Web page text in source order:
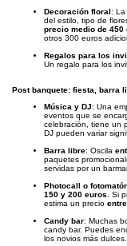
Decoración floral: La
del estilo, tipo de
precio medio de 450
otros 300 euros
Regalos para los
Un regalo para los
Post banquete: fiesta, barra
Música y DJ: Una
eventos que se
celebración, tiene un
DJ pueden variar
Barra libre: Oscila
paquetes
servidas por un
Photocall o
150 y 200 euros . Si
estima un precio
Candy bar: Muchas
candy bar. Puedes
los novios más dulces.